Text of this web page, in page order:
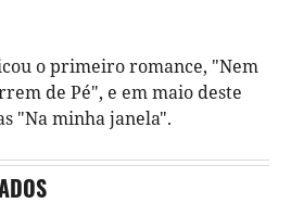
o primeiro romance, "Nem
de Pé", e em maio deste
"Na minha janela".